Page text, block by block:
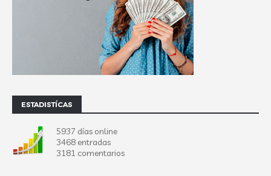
ESTADISTÍCAS
5937 días online
3468 entradas
3181 comentarios